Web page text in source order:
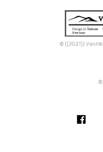
© {{2021}}